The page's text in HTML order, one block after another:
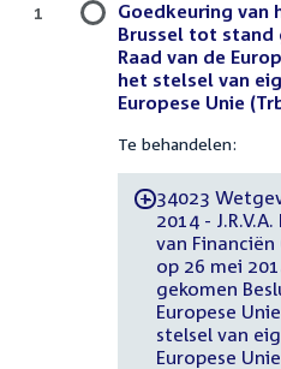
Goedkeuring van
Brussel tot stand
Raad van de
het stelsel van
Europese Unie
Te behandelen:
-34023
2014 -
van
op 26 mei
gekomen
Europese
stelsel van
Europese
1